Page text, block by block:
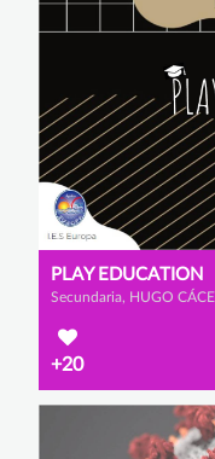
PLAY EDUCATION
+20